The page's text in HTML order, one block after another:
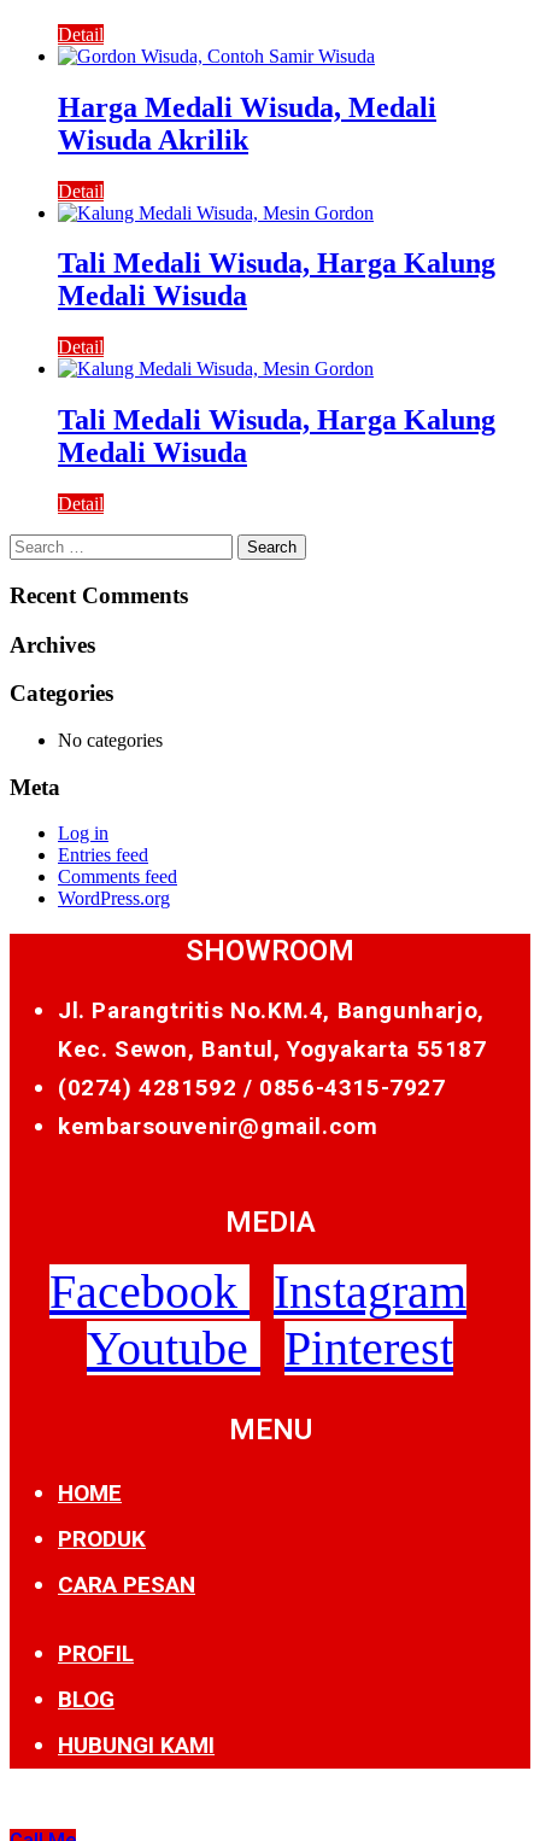
Detail
Harga Medali Wisuda, Medali
Wisuda Akrilik
Detail
Tali Medali Wisuda, Harga Kalung
Medali Wisuda
Detail
Tali Medali Wisuda, Harga Kalung
Medali Wisuda
Detail
Search
for:
Recent Comments
Archives
Categories
No categories
Meta
Log in
Entries feed
Comments feed
WordPress.org
SHOWROOM
Jl. Parangtritis No.KM.4, Bangunharjo,
Kec. Sewon, Bantul, Yogyakarta 55187
(0274) 4281592 / 0856-4315-7927
kembarsouvenir@gmail.com
MEDIA
Facebook
Instagram
Youtube
Pinterest
MENU
HOME
PRODUK
CARA PESAN
PROFIL
BLOG
HUBUNGI KAMI